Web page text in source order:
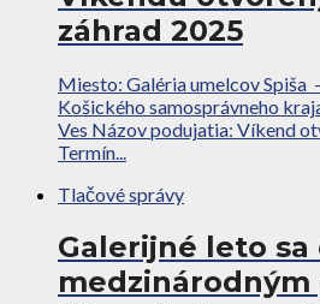
záhrad 2025
Miesto: Galéria umelcov Spiša
Košického samosprávneho
Ves Názov podujatia: Víkend
Termín...
Tlačové správy
Galerijné leto sa